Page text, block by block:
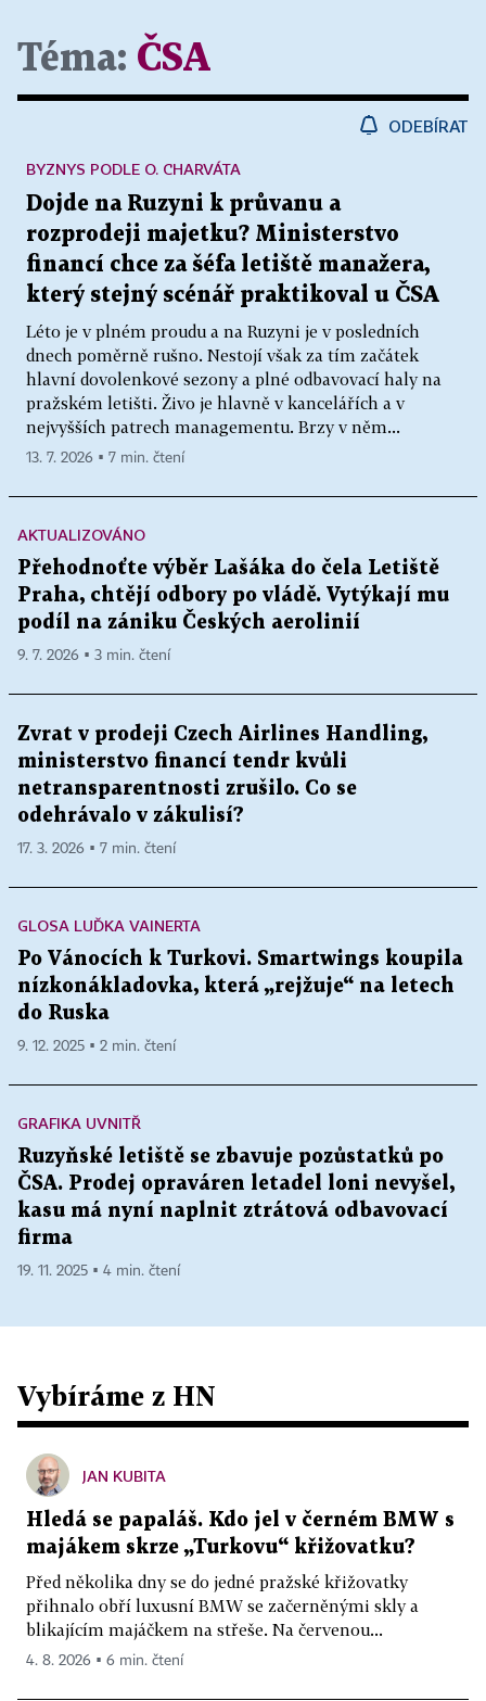
Téma: ČSA
ODEBÍRAT
Dojde na Ruzyni k průvanu a
rozprodeji majetku? Ministerstvo
financí chce za šéfa letiště manažera,
který stejný scénář praktikoval u ČSA
Léto je v plném proudu a na Ruzyni je v posledních
dnech poměrně rušno. Nestojí však za tím začátek
hlavní dovolenkové sezony a plné odbavovací haly na
pražském letišti. Živo je hlavně v kancelářích a v
nejvyšších patrech managementu. Brzy v něm...
BYZNYS PODLE O. CHARVÁTA
13. 7. 2026 ▪ 7 min. čtení
AKTUALIZOVÁNO
Přehodnoťte výběr Lašáka do čela Letiště
Praha, chtějí odbory po vládě. Vytýkají mu
podíl na zániku Českých aerolinií
9. 7. 2026 ▪ 3 min. čtení
Zvrat v prodeji Czech Airlines Handling,
ministerstvo financí tendr kvůli
netransparentnosti zrušilo. Co se
odehrávalo v zákulisí?
17. 3. 2026 ▪ 7 min. čtení
GLOSA LUĎKA VAINERTA
Po Vánocích k Turkovi. Smartwings koupila
nízkonákladovka, která „rejžuje“ na letech
do Ruska
9. 12. 2025 ▪ 2 min. čtení
GRAFIKA UVNITŘ
Ruzyňské letiště se zbavuje pozůstatků po
ČSA. Prodej opraváren letadel loni nevyšel,
kasu má nyní naplnit ztrátová odbavovací
firma
19. 11. 2025 ▪ 4 min. čtení
Vybíráme z HN
JAN KUBITA
Hledá se papaláš. Kdo jel v černém BMW s
majákem skrze „Turkovu“ křižovatku?
Před několika dny se do jedné pražské křižovatky
přihnalo obří luxusní BMW se začerněnými skly a
blikajícím majáčkem na střeše. Na červenou...
4. 8. 2026 ▪ 6 min. čtení